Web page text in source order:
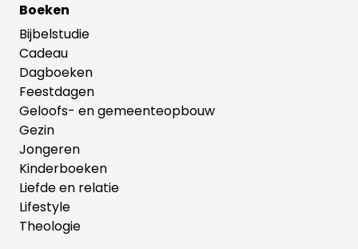
Boeken
Bijbelstudie
Cadeau
Dagboeken
Feestdagen
Geloofs- en gemeenteopbouw
Gezin
Jongeren
Kinderboeken
Liefde en relatie
Lifestyle
Theologie